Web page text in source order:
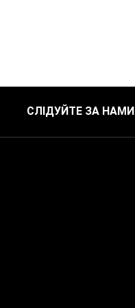
СЛІДУЙТЕ ЗА НАМИ